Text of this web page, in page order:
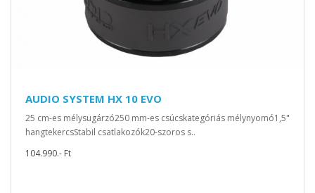
AUDIO SYSTEM HX 10 EVO
25 cm-es mélysugárzó250 mm-es csúcskategóriás mélynyomó1,5"
hangtekercsStabil csatlakozók20-szoros s..
104.990.- Ft